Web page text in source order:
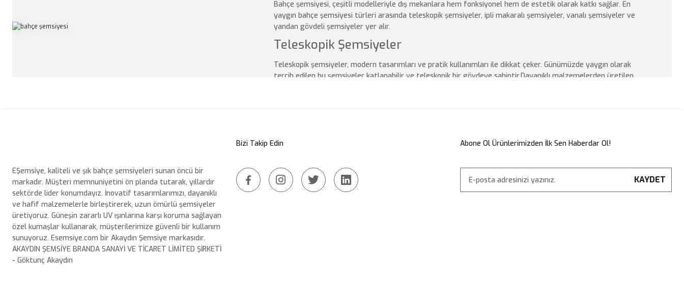
Bahçe şemsiyesi, çeşitli modelleriyle dış mekanlara hem fonksiyonel hem de estetik olarak katkı sağlar. En
yaygın bahçe şemsiyesi türleri arasında teleskopik şemsiyeler, ipli makaralı şemsiyeler, vanalı şemsiyeler ve
yandan gövdeli şemsiyeler yer alır.
Teleskopik Şemsiyeler
Teleskopik şemsiyeler, modern tasarımları ve pratik kullanımları ile dikkat çeker. Günümüzde yaygın olarak
tercih edilen bu şemsiyeler katlanabilir ve teleskopik bir gövdeye sahiptir.Dayanıklı malzemelerden üretilen
şemsiye sistemi, kullanıcıların şemsiyeyi zahmetsizce açıp kapatmasına olanak tanır. Böylece konforlu bir
Vanalı Şemsiyeler
EŞemsiye, kaliteli ve şık bahçe şemsiyeleri sunan öncü bir
markadır. Müşteri memnuniyetini ön planda tutarak, yıllardır
sektörde lider konumdayız. İnovatif tasarımlarımızı, dayanıklı
ve hafif malzemelerle birleştirerek, uzun ömürlü şemsiyeler
üretiyoruz. Güneşin zararlı UV ışınlarına karşı koruma sağlayan
özel kumaşlar kullanarak, müşterilerimize güvenli bir kullanım
sunuyoruz. Esemsiye.com bir Akaydın Şemsiye markasıdır.
AKAYDIN ŞEMSİYE BRANDA SANAYİ VE TİCARET LİMİTED ŞİRKETİ
- Göktunç Akaydın
Bizi Takip Edin Abone Ol Ürünlerimizden İlk Sen Haberdar Ol!
KAYDET